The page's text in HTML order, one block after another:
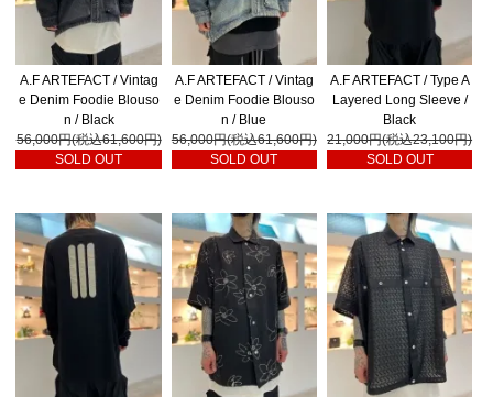
A.F ARTEFACT / Vintag
e Denim Foodie Blouso
n / Black
56,000円(税込61,600円)
SOLD OUT
A.F ARTEFACT / Vintag
e Denim Foodie Blouso
n / Blue
56,000円(税込61,600円)
SOLD OUT
A.F ARTEFACT / Type A
Layered Long Sleeve /
Black
21,000円(税込23,100円)
SOLD OUT